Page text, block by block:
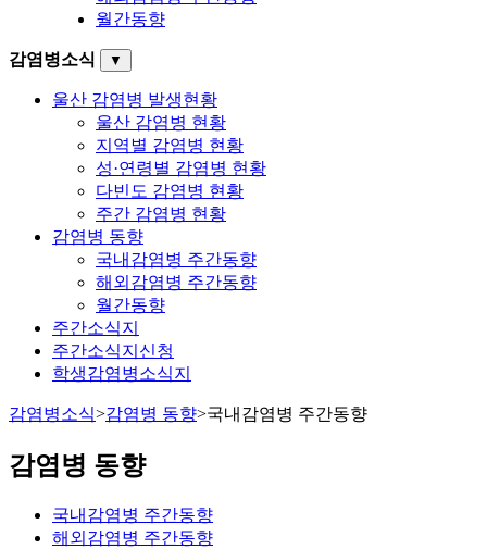
월간동향
감염병소식 ▼
울산 감염병 발생현황
울산 감염병 현황
지역별 감염병 현황
성·연령별 감염병 현황
다빈도 감염병 현황
주간 감염병 현황
감염병 동향
국내감염병 주간동향
해외감염병 주간동향
월간동향
주간소식지
주간소식지신청
학생감염병소식지
감염병소식>감염병 동향>국내감염병 주간동향
감염병 동향
국내감염병 주간동향
해외감염병 주간동향